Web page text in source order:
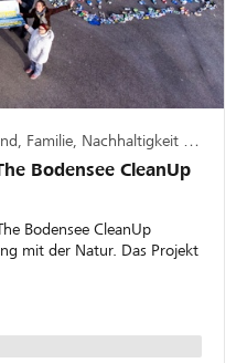
Veranstaltungen, Kinder, Jugend, Familie, Nachhaltigkeit & Ökologie
Bodensee CleanUp
Bodensee CleanUp
mit der Natur. Das Projekt